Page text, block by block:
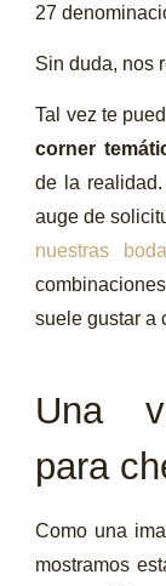
27
Sin duda, nos
Tal vez te
corner
de la
auge de
nuestras
suele gustar a
Una
para
Como una
mostramos